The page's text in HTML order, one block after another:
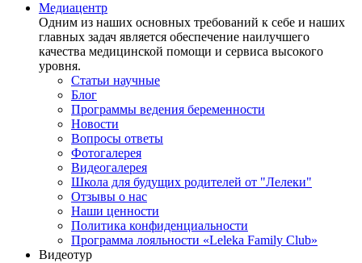
Медиацентр
Одним из наших основных требований к себе и наших
главных задач является обеспечение наилучшего
качества медицинской помощи и сервиса высокого
уровня.
Статьи научные
Блог
Программы ведения беременности
Новости
Вопросы ответы
Фотогалерея
Видеогалерея
Школа для будущих родителей от "Лелеки"
Отзывы о нас
Наши ценности
Политика конфиденциальности
Программа лояльности «Leleka Family Club»
Видеотур